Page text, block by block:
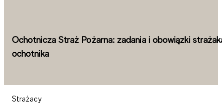
Ochotnicza Straż Pożarna: zadania i obowiązki
ochotnika
Strażacy